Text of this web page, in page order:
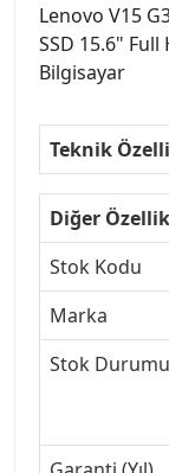
Lenovo V15
SSD 15.6" Full
Bilgisayar
Teknik
Diğer
Stok Kodu
Marka
Stok Durumu